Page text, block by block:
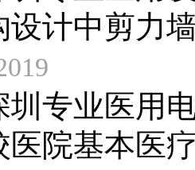
设计中剪力
圳专业医用
医院基本医